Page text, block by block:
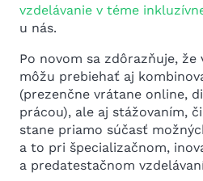
vzdelávanie v téme
u nás.
Po novom sa zdôrazňuje,
môžu prebiehať aj
(prezenčne vrátane online,
prácou), ale aj stážovaním,
stane priamo súčasť
a to pri špecializačnom,
a predatestačnom